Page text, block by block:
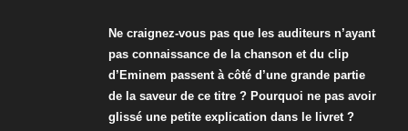
Ne craignez-vous pas que les auditeurs n’ayant
pas connaissance de la chanson et du clip
d’Eminem passent à côté d’une grande partie
de la saveur de ce titre ? Pourquoi ne pas avoir
glissé une petite explication dans le livret ?